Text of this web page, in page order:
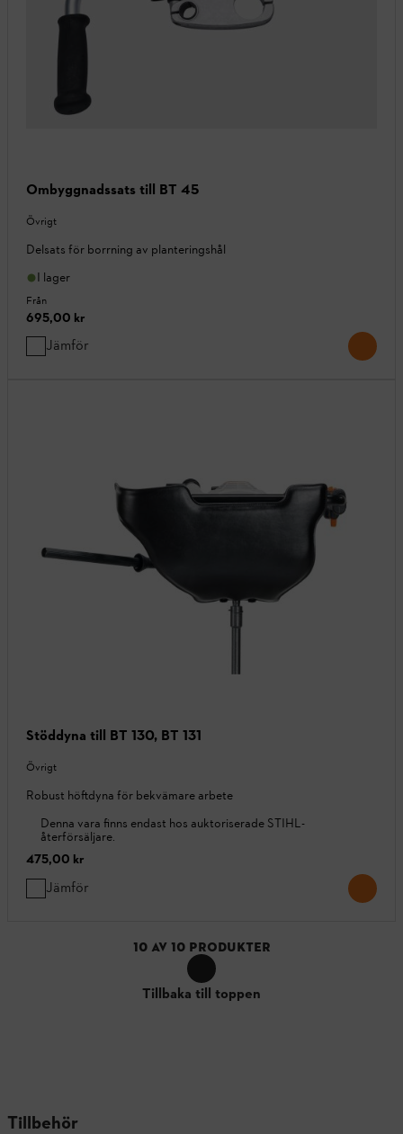
Ombyggnadssats till BT 45
Övrigt
Delsats för borrning av planteringshål
I lager
Från
695,00 kr
Jämför
Stöddyna till BT 130, BT 131
Övrigt
Robust höftdyna för bekvämare arbete
Denna vara finns endast hos auktoriserade STIHL-
återförsäljare.
475,00 kr
Jämför
10 AV 10 PRODUKTER
Tillbaka till toppen
Tillbehör